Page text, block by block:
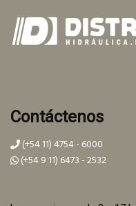
Contáctenos
(+54 11) 4754 - 6000
(+54 9 11) 6473 - 2532